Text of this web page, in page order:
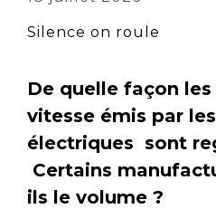
Silence on roule
De quelle façon
vitesse émis par
électriques sont
Certains
ils le volume ?